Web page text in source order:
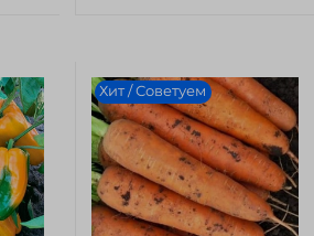
Хит / Советуем